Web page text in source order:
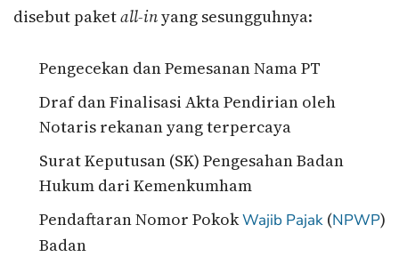
disebut paketall-inyang sesungguhnya:
Pengecekan dan Pemesanan Nama PT
Draf dan Finalisasi Akta Pendirian oleh
Notaris rekanan yang terpercaya
Surat Keputusan (SK) Pengesahan Badan
Hukum dari Kemenkumham
Pendaftaran Nomor PokokWajib Pajak (NPWP)
Badan